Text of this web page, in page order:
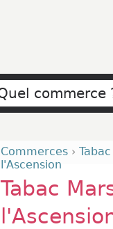
Commerces ›
l'Ascension
Tabac